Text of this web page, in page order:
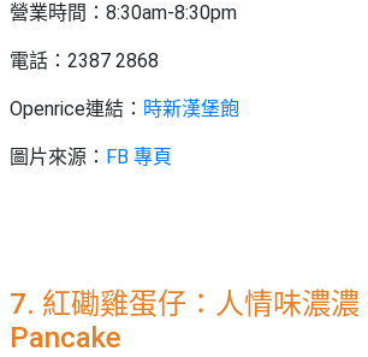
營業時間：8:30am-8:30pm
電話：2387 2868
Openrice連結： 時新漢堡飽
圖片來源： FB 專頁
7. 紅磡雞蛋仔：人情味濃濃
Pancake